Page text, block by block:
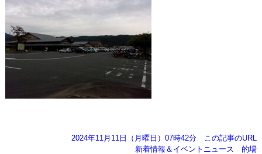
2024年11月11日（月曜日）07時42分
この記事のURL
新着情報＆イベントニュース
的場